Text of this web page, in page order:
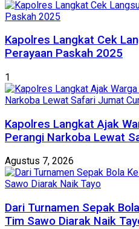
Kapolres Langkat Cek
Perayaan Paskah 2025
1
Kapolres Langkat Ajak
Perangi Narkoba Lewat
Agustus 7, 2026
Dari Turnamen Sepak
Tim Sawo Diarak Naik